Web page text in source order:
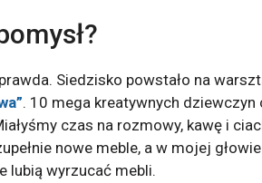
Siedzisko powstało na
. 10 mega kreatywnych dziewczyn
czas na rozmowy, kawę i
nowe meble, a w mojej
lubią wyrzucać mebli.